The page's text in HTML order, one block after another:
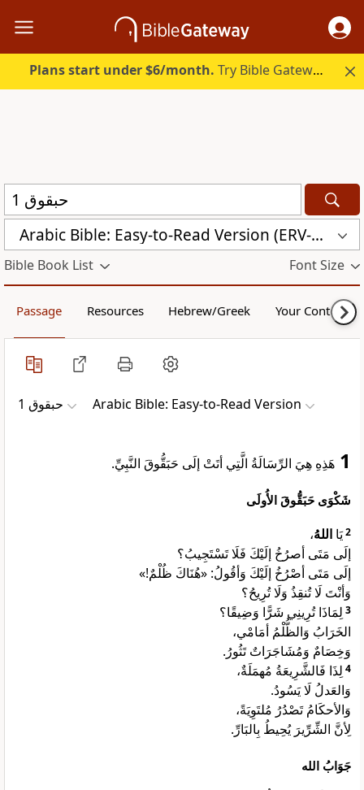
Plans start under $6/month. Try Bible Gateway Plus.
Arabic Bible: Easy-to-Read Version (ERV-AR)
Bible Book List Font Size
Passage Resources Hebrew/Greek Your Content
ﺣﺒﻘﻮﻕ 1 Arabic Bible: Easy-to-Read Version
1 هَذِهِ هِيَ الرِّسَالَةُ الَّتِي أتَتْ إلَى حَبَقُّوقَ النَّبِيِّ.
شَكْوَى حَبَقُّوقَ الأُولَى
2يَا اللهُ،
إلَى مَتَى أصرُخُ إلَيْكَ فَلَا تَسْتَجِيبُ؟
إلَى مَتَى أصْرُخُ إلَيْكَ وَأقُولُ: «هُنَاكَ ظُلْمٌ!»
وَأنْتَ لَا تُنقِذُ وَلَا تُرِيحُ؟
3 لِمَاذَا تُرِينِي شَرًّا وَضِيقًا؟
الخَرَابُ وَالظُّلْمُ أمَامْي،
وَخِصَامٌ وَمُشَاجَرَاتٌ تَثُورُ.
4 لِذَا فَالشَّرِيعَةُ مُهمَلَةٌ،
وَالعَدلُ لَا يَسُودُ.
وَالأحكَامُ تَصْدُرُ مُلتَوِيَةً،
لِأنَّ الشِّرِّيرَ يُحِيطُ بِالبَارِّ.
جَوَابُ الله